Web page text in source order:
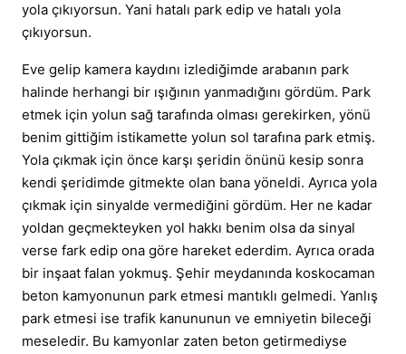
yola çıkıyorsun. Yani hatalı park edip ve hatalı yola
çıkıyorsun.
Eve gelip kamera kaydını izlediğimde arabanın park
halinde herhangi bir ışığının yanmadığını gördüm. Park
etmek için yolun sağ tarafında olması gerekirken, yönü
benim gittiğim istikamette yolun sol tarafına park etmiş.
Yola çıkmak için önce karşı şeridin önünü kesip sonra
kendi şeridimde gitmekte olan bana yöneldi. Ayrıca yola
çıkmak için sinyalde vermediğini gördüm. Her ne kadar
yoldan geçmekteyken yol hakkı benim olsa da sinyal
verse fark edip ona göre hareket ederdim. Ayrıca orada
bir inşaat falan yokmuş. Şehir meydanında koskocaman
beton kamyonunun park etmesi mantıklı gelmedi. Yanlış
park etmesi ise trafik kanununun ve emniyetin bileceği
meseledir. Bu kamyonlar zaten beton getirmediyse